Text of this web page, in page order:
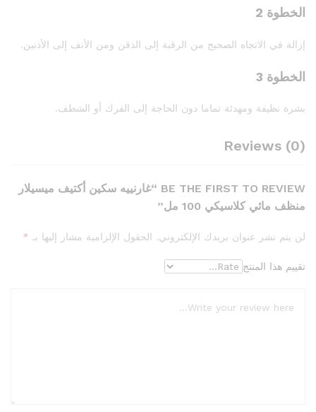
الخطوة 2
إزالة في الاتجاه الصحيح من الرقبة إلى الذقن ومن الأنف إلى الأذنين.
الخطوة 3
بشرة نظيفة ومهدئة تماما دون الحاجة إلى الفرك أو الشطف.
Reviews (0)
BE THE FIRST TO REVIEW “غارنييه سكين أكتيف ميسيلار
منظف مائي كلاسيكي 100 مل”
لن يتم نشر عنوان بريدك الإلكتروني. الحقول الإلزامية مشار إليها بـ *
تقييم هذا المنتج